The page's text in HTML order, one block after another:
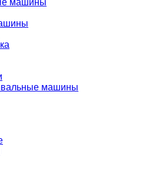
машины
машины